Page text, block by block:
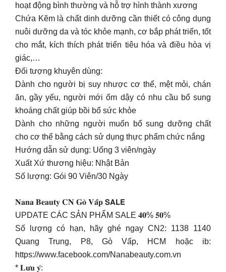
hoạt động bình thường và hỗ trợ hình thành xương
Chứa Kẽm là chất dinh dưỡng cần thiết có công dụng
nuôi dưỡng da và tóc khỏe mạnh, cơ bắp phát triển, tốt
cho mắt, kích thích phát triển tiêu hóa và điều hòa vị
giác,…
Đối tượng khuyên dùng:
Dành cho người bị suy nhược cơ thể, mệt mỏi, chán
ăn, gầy yếu, người mới ốm dậy có nhu cầu bổ sung
khoáng chất giúp bồi bổ sức khỏe
Dành cho những người muốn bổ sung dưỡng chất
cho cơ thể bằng cách sử dụng thực phẩm chức nắng
Hướng dẫn sử dụng: Uống 3 viên/ngày
Xuất Xứ thương hiệu: Nhật Bản
Số lượng: Gói 90 Viên/30 Ngày
𝐍𝐚𝐧𝐚 𝐁𝐞𝐚𝐮𝐭𝐲 𝐂𝐍 𝐆𝐨̀ 𝐕𝐚̂́𝐩 𝗦𝗔𝗟𝗘
UPDATE CÁC SẢN PHẨM SALE 𝟒𝟎% 𝟓𝟎%
Số lượng có hạn, hãy ghé ngay CN2: 1138 1140
Quang Trung, P8, Gò Vấp, HCM hoặc ib:
https://www.facebook.com/Nanabeauty.com.vn
* 𝐋𝐮̛𝐮 𝐲́: